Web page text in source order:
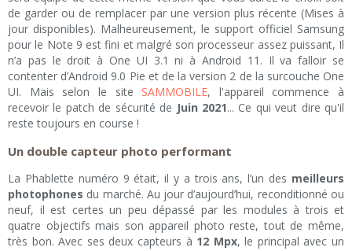
de garder ou de remplacer par une version plus récente (Mises à
jour disponibles). Malheureusement, le support officiel Samsung
pour le Note 9 est fini et malgré son processeur assez puissant, Il
n’a pas le droit à One UI 3.1 ni à Android 11. Il va falloir se
contenter d’Android 9.0 Pie et de la version 2 de la surcouche One
UI. Mais selon le site SAMMOBILE, l'appareil commence à
recevoir le patch de sécurité de Juin 2021... Ce qui veut dire qu'il
reste toujours en course !
Un double capteur photo performant
La Phablette numéro 9 était, il y a trois ans, l’un des meilleurs
photophones du marché. Au jour d’aujourd’hui, reconditionné ou
neuf, il est certes un peu dépassé par les modules à trois et
quatre objectifs mais son appareil photo reste, tout de même,
très bon. Avec ses deux capteurs à 12 Mpx, le principal avec un